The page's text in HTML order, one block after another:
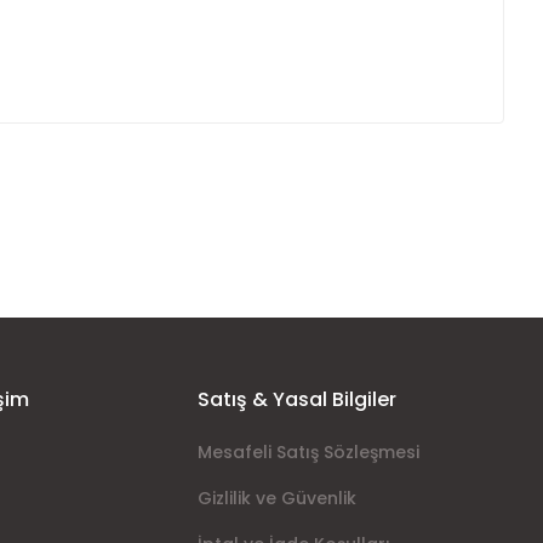
Satış & Yasal Bilgiler
Mesafeli Satış Sözleşmesi
Gizlilik ve Güvenlik